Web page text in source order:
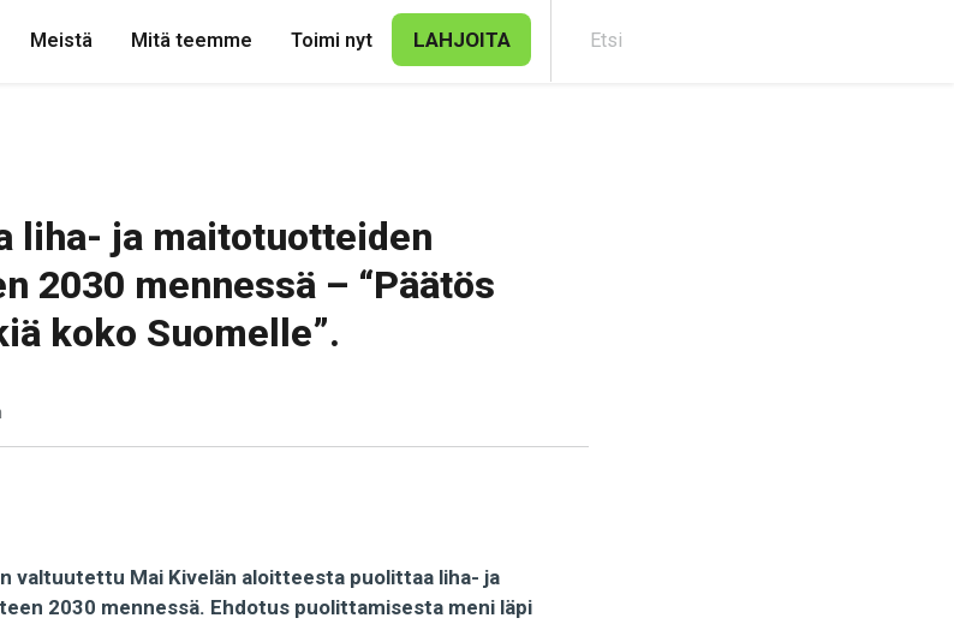
Meistä Mitä teemme Toimi nyt LAHJOITA
liha- ja maitotuotteiden
2030 mennessä – “Päätös
koko Suomelle”.
valtuutettu Mai Kivelän aloitteesta puolittaa liha- ja
2030 mennessä. Ehdotus puolittamisesta meni läpi